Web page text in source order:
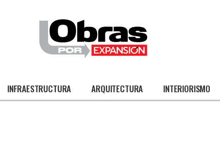
INFRAESTRUCTURA ARQUITECTURA INTERIORISMO